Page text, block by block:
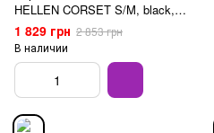
HELLEN CORSET S/M, black,
трусики, полупрозрачный
1 829 грн 2 853 грн
В наличии